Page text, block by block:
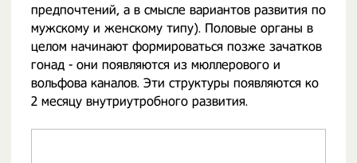
предпочтений, а в смысле вариантов развития по
мужскому и женскому типу). Половые органы в
целом начинают формироваться позже зачатков
гонад - они появляются из мюллерового и
вольфова каналов. Эти структуры появляются ко
2 месяцу внутриутробного развития.